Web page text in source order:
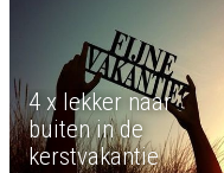
4 x lekker naar
buiten in de
kerstvakantie